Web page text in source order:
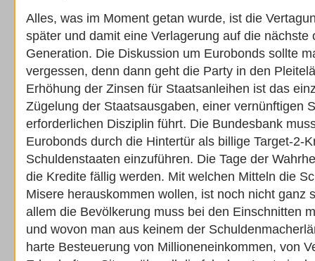
Alles, was im Moment getan wurde, ist die
später und damit eine Verlagerung auf die nächste
Generation. Die Diskussion um Eurobonds sollte
vergessen, denn dann geht die Party in den
Erhöhung der Zinsen für Staatsanleihen ist das
Zügelung der Staatsausgaben, einer vernünftigen
erforderlichen Disziplin führt. Die Bundesbank
Eurobonds durch die Hintertür als billige Target-2-
Schuldenstaaten einzuführen. Die Tage der
die Kredite fällig werden. Mit welchen Mitteln die
Misere herauskommen wollen, ist noch nicht ganz
allem die Bevölkerung muss bei den Einschnitten
und wovon man aus keinem der
harte Besteuerung von Millioneneinkommen, von